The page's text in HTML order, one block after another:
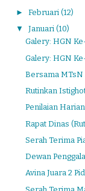
► Februari (12)
▼ Januari (10)
Galery: HGN
Galery: HGN
Bersama MTsN
Rutinkan
Penilaian
Rapat Dinas
Serah Terima
Dewan
Avina Juara 2